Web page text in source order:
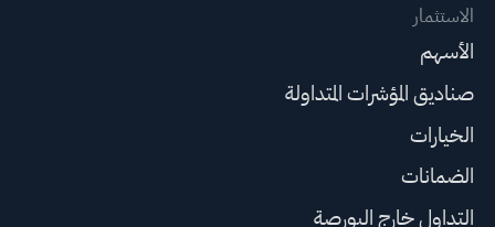
الاستثمار
الأسهم
صناديق المؤشرات المتداولة
الخيارات
الضمانات
التداول خارج البورصة